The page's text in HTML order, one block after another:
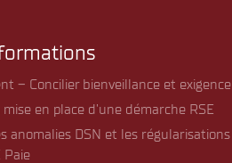
– Concilier bienveillance et exigence
en place d’une démarche RSE
anomalies DSN et les régularisations
Paie